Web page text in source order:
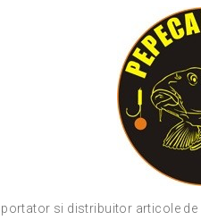
si distribuitor articole